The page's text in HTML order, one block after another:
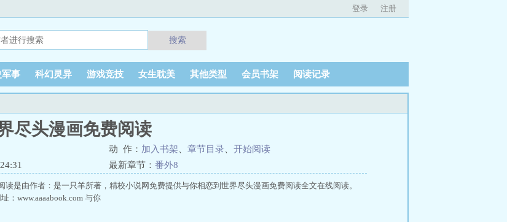
登录 注册
搜索
军事 科幻灵异 游戏竞技 女生耽美 其他类型 会员书架 阅读记录
尽头漫画免费阅读
动 作： 加入书架 章节目录
开始阅读
最新章节： 番外8
读是由作者：是一只羊所著，精校小说网免费提供与你相恋到世界尽头漫画免费阅读全文在线阅读。
：www.aaaabook.com 与你